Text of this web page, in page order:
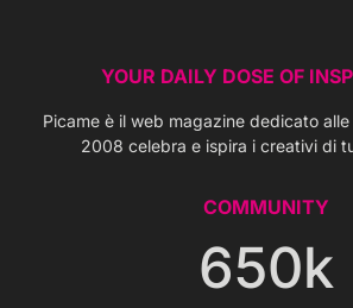
YOUR DAILY DOSE OF
Picame è il web magazine dedicato
2008 celebra e ispira i creativi di
COMMUNITY
650k